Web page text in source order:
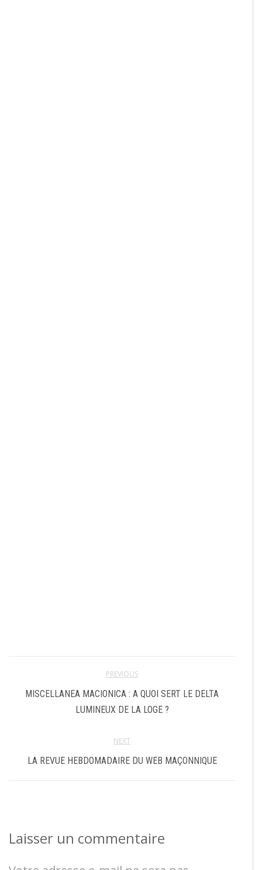
PREVIOUS
MISCELLANEA MACIONICA : A QUOI SERT LE DELTA
LUMINEUX DE LA LOGE ?
NEXT
LA REVUE HEBDOMADAIRE DU WEB MAÇONNIQUE
Laisser un commentaire